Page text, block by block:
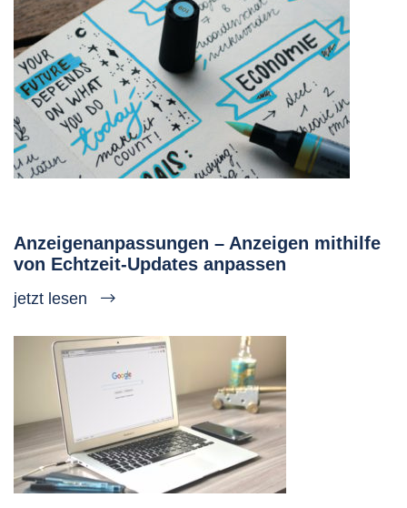
Anzeigenanpassungen – Anzeigen mithilfe
von Echtzeit-Updates anpassen
jetzt lesen